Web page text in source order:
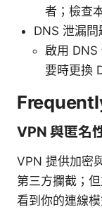
者；檢查
DNS 泄漏問
啟用 DNS
要時更換
VPN 與匿名
VPN 提供加密
第三方攔截；
看到你的連線